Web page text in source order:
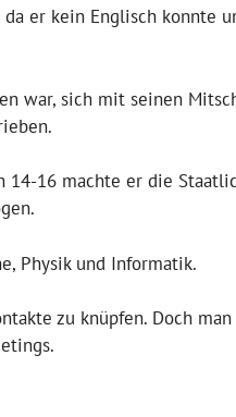
er kein Englisch konnte
war, sich mit seinen
16 machte er die
Physik und Informatik.
zu knüpfen. Doch